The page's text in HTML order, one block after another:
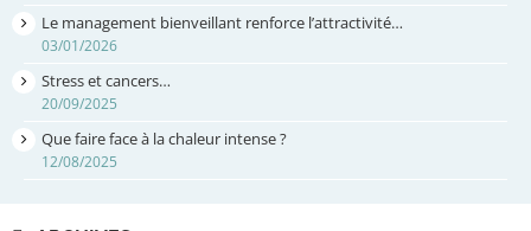
Le management bienveillant renforce l’attractivité…
03/01/2026
Stress et cancers…
20/09/2025
Que faire face à la chaleur intense ?
12/08/2025